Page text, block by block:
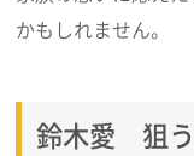
かもしれません。
鈴木愛 狙